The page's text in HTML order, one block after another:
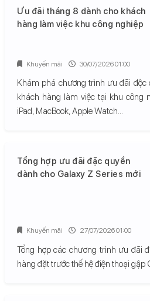
Ưu đãi tháng 8 dành cho khách
hàng làm việc khu công nghiệp
Khám phá chương trình ưu đãi
khách hàng làm việc tại khu công
iPad, MacBook, Apple Watch...
Khuyến mãi 30/07/2026 01:00
Tổng hợp ưu đãi đặc quyền
dành cho Galaxy Z Series mới
Tổng hợp các chương trình ưu đãi
hàng đặt trước thế hệ điện thoại gập
Khuyến mãi 27/07/2026 01:00